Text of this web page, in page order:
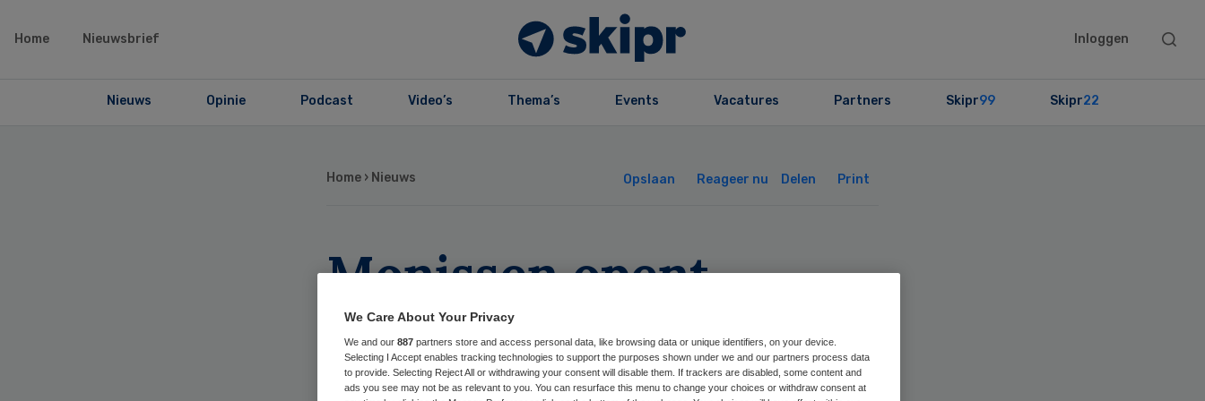
Home Nieuwsbrief Inloggen
Search
Nieuws Opinie Podcast Video’s Thema’s Events Vacatures Partners Skipr99 Skipr22
Home › Nieuws Opslaan Reageer nu Delen Print
Monissen opent
aanval op NZa-
voorzitter
We Care About Your Privacy
We and our 887 partners store and access personal data, like browsing data or unique identifiers, on your device.
Selecting I Accept enables tracking technologies to support the purposes shown under we and our partners process data
to provide. Selecting Reject All or withdrawing your consent will disable them. If trackers are disabled, some content and
ads you see may not be as relevant to you. You can resurface this menu to change your choices or withdraw consent at